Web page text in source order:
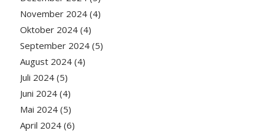
November 2024(4)
Oktober 2024(4)
September 2024(5)
August 2024(4)
Juli 2024(5)
Juni 2024(4)
Mai 2024(5)
April 2024(6)